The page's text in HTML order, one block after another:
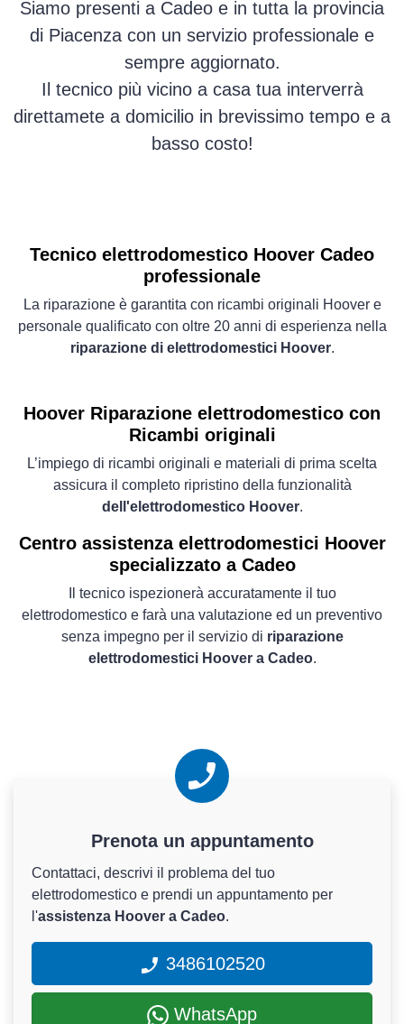
Siamo presenti a Cadeo e in tutta la provincia
di Piacenza con un servizio professionale e
sempre aggiornato.
Il tecnico più vicino a casa tua interverrà
direttamete a domicilio in brevissimo tempo e a
basso costo!
Tecnico elettrodomestico Hoover Cadeo
professionale
La riparazione è garantita con ricambi originali Hoover e
personale qualificato con oltre 20 anni di esperienza nella
riparazione di elettrodomestici Hoover.
Hoover Riparazione elettrodomestico con
Ricambi originali
L’impiego di ricambi originali e materiali di prima scelta
assicura il completo ripristino della funzionalità
dell'elettrodomestico Hoover.
Centro assistenza elettrodomestici Hoover
specializzato a Cadeo
Il tecnico ispezionerà accuratamente il tuo
elettrodomestico e farà una valutazione ed un preventivo
senza impegno per il servizio di riparazione
elettrodomestici Hoover a Cadeo.
Prenota un appuntamento
Contattaci, descrivi il problema del tuo
elettrodomestico e prendi un appuntamento per
l'assistenza Hoover a Cadeo.
3486102520
WhatsApp